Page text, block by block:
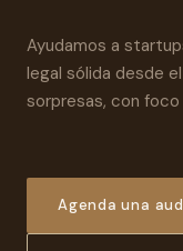
Ayudamos a
legal sólida desde
sorpresas, con
Agenda una